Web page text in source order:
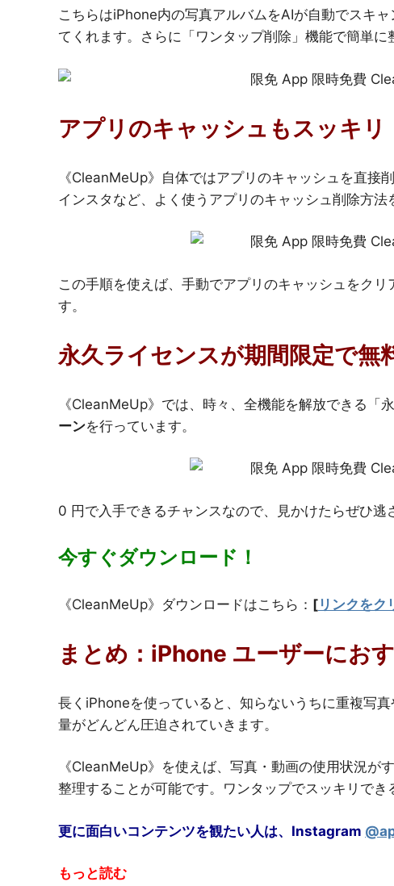
こちらはiPhone内の写真アルバムをAIが自動でスキ
てくれます。さらに「ワンタップ削除」機能で簡単に
アプリのキャッシュもスッキリ
《CleanMeUp》自体ではアプリのキャッシュを直接
インスタなど、よく使うアプリのキャッシュ削除方法
この手順を使えば、手動でアプリのキャッシュをク
す。
永久ライセンスが期間限定で無
《CleanMeUp》では、時々、全機能を解放できる「
ーンを行っています。
0 円で入手できるチャンスなので、見かけたらぜひ逃
今すぐダウンロード！
《CleanMeUp》ダウンロードはこちら： [ リンクをク
まとめ：iPhone ユーザーにお
長くiPhoneを使っていると、知らないうちに重複写
量がどんどん圧迫されていきます。
《CleanMeUp》を使えば、写真・動画の使用状況が
整理することが可能です。ワンタップでスッキリでき
更に面白いコンテンツを観たい人は、Instagram
もっと読む